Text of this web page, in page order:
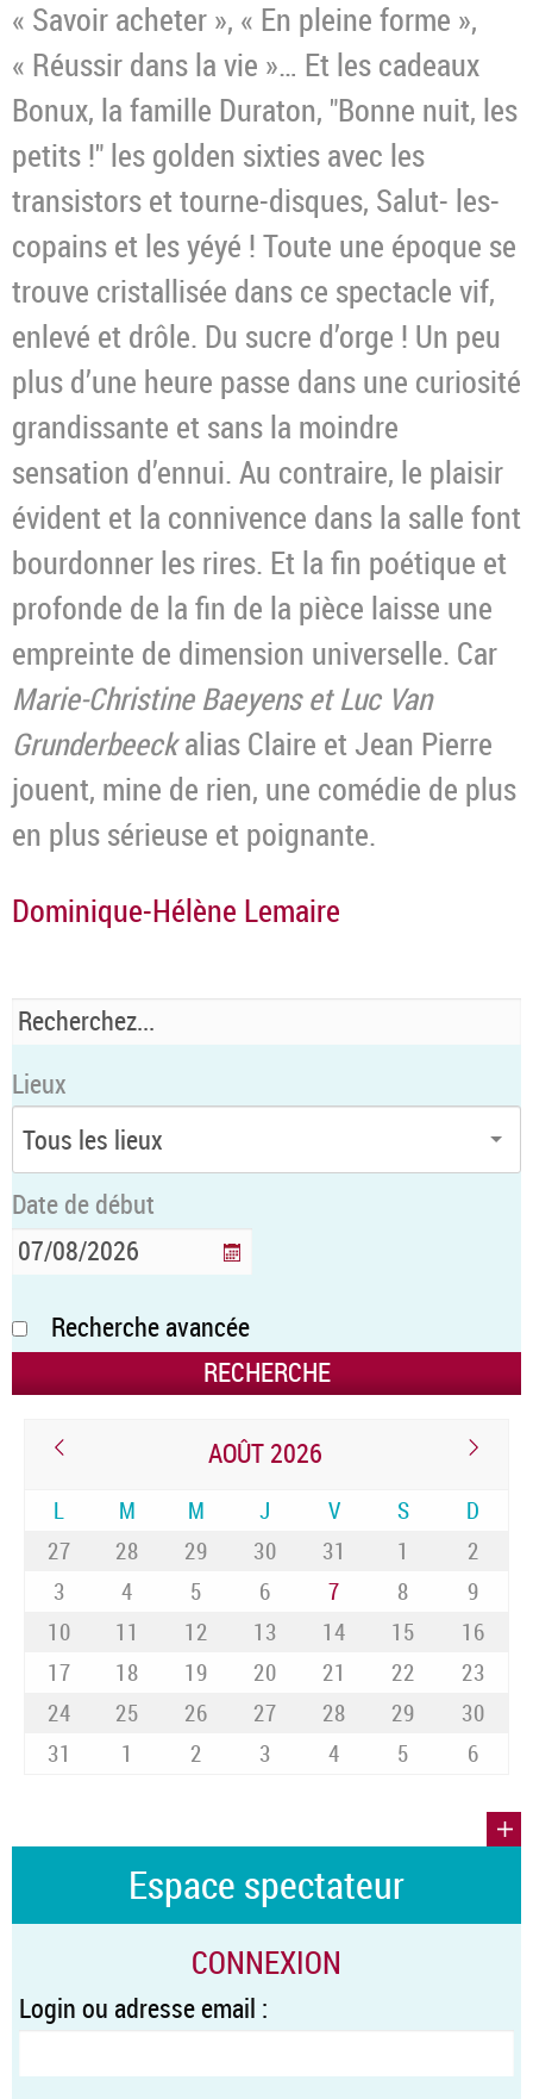
« Savoir acheter », « En pleine forme »,
« Réussir dans la vie »… Et les cadeaux
Bonux, la famille Duraton, "Bonne nuit, les
petits !" les golden sixties avec les
transistors et tourne-disques, Salut- les-
copains et les yéyé ! Toute une époque se
trouve cristallisée dans ce spectacle vif,
enlevé et drôle. Du sucre d’orge ! Un peu
plus d’une heure passe dans une curiosité
grandissante et sans la moindre
sensation d’ennui. Au contraire, le plaisir
évident et la connivence dans la salle font
bourdonner les rires. Et la fin poétique et
profonde de la fin de la pièce laisse une
empreinte de dimension universelle. Car
Marie-Christine Baeyens et Luc Van
Grunderbeeckalias Claire et Jean Pierre
jouent, mine de rien, une comédie de plus
en plus sérieuse et poignante.
Dominique-Hélène Lemaire
Lieux
Date de début
Recherche avancée
AOÛT 2026
L M M J V S
D
27
28 29 30 31 1
2
3
4 5 6 7 8
9
10
11 12 13 14 15
16
17
18 19 20 21 22
23
24
25 26 27 28 29
30
31
1 2 3 4 5 6
Espace spectateur
CONNEXION
Login ou adresse email :